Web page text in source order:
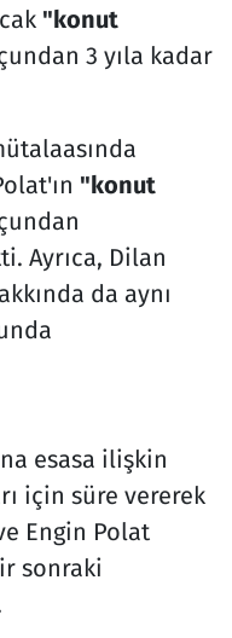
"konut
3 yıla kadar
"konut
Ayrıca, Dilan
da aynı
esasa ilişkin
için süre vererek
Engin Polat
sonraki